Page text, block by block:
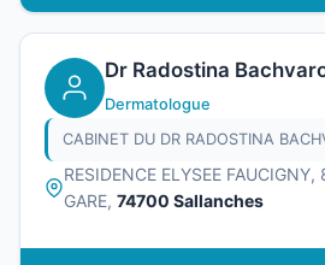
Dr Radostina
Dermatologue
RESIDENCE ELYSEE
GARE, 74700 Sallanches